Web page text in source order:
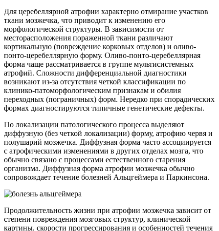
Для церебеллярной атрофии характерно отмирание участков
ткани мозжечка, что приводит к изменению его
морфологической структуры. В зависимости от
месторасположения пораженной ткани различают
кортикальную (повреждение корковых отделов) и оливо-
понто-церебеллярную форму. Оливо-понто-церебеллярная
форма чаще рассматривается в группе мультисистемных
атрофий. Сложности дифференциальной диагностики
возникают из-за отсутствия четкой классификации по
клинико-патоморфологическим признакам и обилия
переходных (пограничных) форм. Нередко при спорадических
формах диагностируются типичные генетические дефекты.
По локализации патологического процесса выделяют
диффузную (без четкой локализации) форму, атрофию червя и
полушарий мозжечка. Диффузная форма часто ассоциируется
с атрофическими изменениями в других отделах мозга, что
обычно связано с процессами естественного старения
организма. Диффузная форма атрофии мозжечка обычно
сопровождает течение болезней Альцгеймера и Паркинсона.
Продолжительность жизни при атрофии мозжечка зависит от
степени повреждения мозговых структур, клинической
картины, скорости прогрессирования и особенностей течения